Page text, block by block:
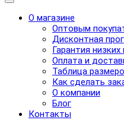
О магазине
Оптовым
Дисконтная
Гарантия низких
Оплата и
Таблица
Как сделать
О компании
Блог
Контакты